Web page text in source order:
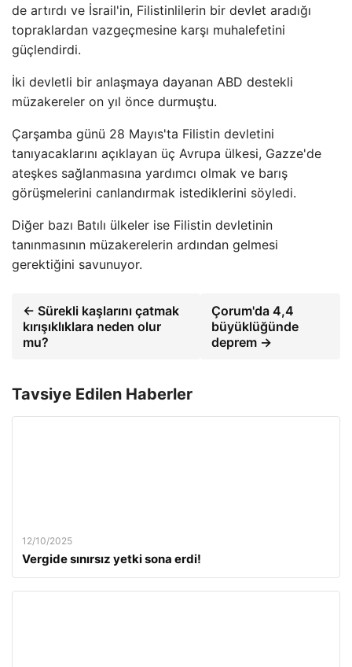
de artırdı ve İsrail'in, Filistinlilerin bir devlet aradığı
topraklardan vazgeçmesine karşı muhalefetini
güçlendirdi.
İki devletli bir anlaşmaya dayanan ABD destekli
müzakereler on yıl önce durmuştu.
Çarşamba günü 28 Mayıs'ta Filistin devletini
tanıyacaklarını açıklayan üç Avrupa ülkesi, Gazze'de
ateşkes sağlanmasına yardımcı olmak ve barış
görüşmelerini canlandırmak istediklerini söyledi.
Diğer bazı Batılı ülkeler ise Filistin devletinin
tanınmasının müzakerelerin ardından gelmesi
gerektiğini savunuyor.
← Sürekli kaşlarını çatmak
kırışıklıklara neden olur
mu?
Çorum'da 4,4
büyüklüğünde
deprem →
Tavsiye Edilen Haberler
12/10/2025
Vergide sınırsız yetki sona erdi!